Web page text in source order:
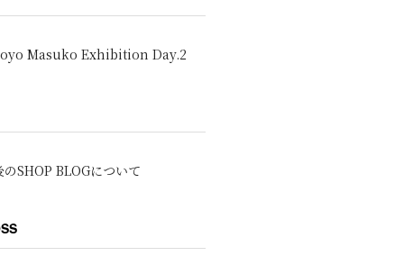
Masuko Exhibition Day.2
のSHOP BLOGについて